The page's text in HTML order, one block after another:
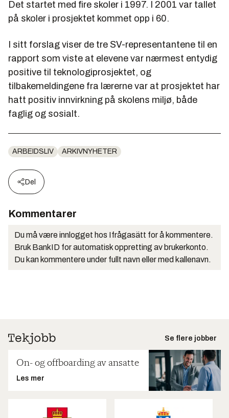
Det startet med fire skoler i 1997. I 2001 var tallet
på skoler i prosjektet kommet opp i 60.
I sitt forslag viser de tre SV-representantene til en
rapport som viste at elevene var nærmest entydig
positive til teknologiprosjektet, og
tilbakemeldingene fra lærerne var at prosjektet har
hatt positiv innvirkning på skolens miljø, både
faglig og sosialt.
ARBEIDSLIV ARKIVNYHETER
Del
Kommentarer
Du må være innlogget hos Ifrågasätt for å kommentere.
Bruk BankID for automatisk oppretting av brukerkonto.
Du kan kommentere under fullt navn eller med kallenavn.
Se flere jobber
On- og offboarding av ansatte
Les mer